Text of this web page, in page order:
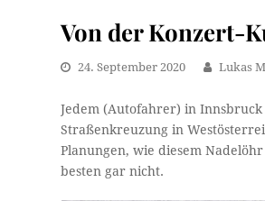
Von der Konzert-
24. September 2020 Lukas
Jedem (Autofahrer) in
Straßenkreuzung in
Planungen, wie diesem
besten gar nicht.